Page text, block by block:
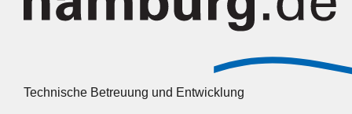
Technische Betreuung und Entwicklung